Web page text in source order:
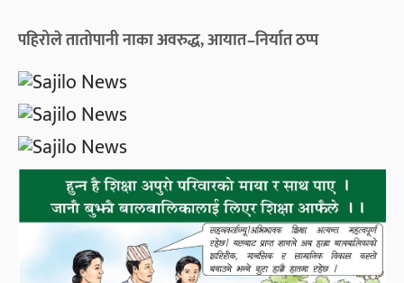
पहिरोले तातोपानी नाका अवरुद्ध, आयात–निर्यात ठप्प